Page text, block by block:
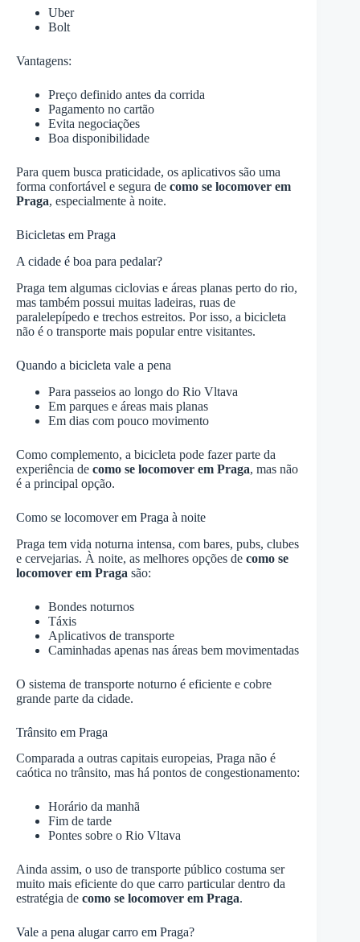
Uber
Bolt
Vantagens:
Preço definido antes da corrida
Pagamento no cartão
Evita negociações
Boa disponibilidade
Para quem busca praticidade, os aplicativos são uma
forma confortável e segura de como se locomover em
Praga, especialmente à noite.
Bicicletas em Praga
A cidade é boa para pedalar?
Praga tem algumas ciclovias e áreas planas perto do rio,
mas também possui muitas ladeiras, ruas de
paralelepípedo e trechos estreitos. Por isso, a bicicleta
não é o transporte mais popular entre visitantes.
Quando a bicicleta vale a pena
Para passeios ao longo do Rio Vltava
Em parques e áreas mais planas
Em dias com pouco movimento
Como complemento, a bicicleta pode fazer parte da
experiência de como se locomover em Praga, mas não
é a principal opção.
Como se locomover em Praga à noite
Praga tem vida noturna intensa, com bares, pubs, clubes
e cervejarias. À noite, as melhores opções de como se
locomover em Praga são:
Bondes noturnos
Táxis
Aplicativos de transporte
Caminhadas apenas nas áreas bem movimentadas
O sistema de transporte noturno é eficiente e cobre
grande parte da cidade.
Trânsito em Praga
Comparada a outras capitais europeias, Praga não é
caótica no trânsito, mas há pontos de congestionamento:
Horário da manhã
Fim de tarde
Pontes sobre o Rio Vltava
Ainda assim, o uso de transporte público costuma ser
muito mais eficiente do que carro particular dentro da
estratégia de como se locomover em Praga.
Vale a pena alugar carro em Praga?